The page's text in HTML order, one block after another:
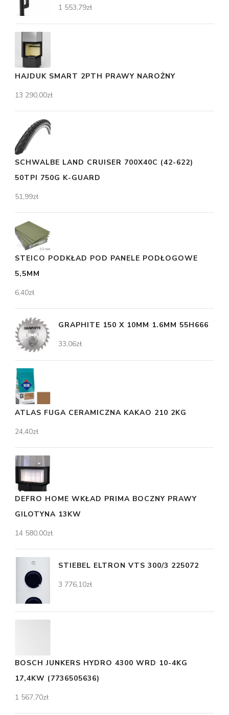
1 553,79zł
HAJDUK SMART 2PTH PRAWY NAROŻNY
13 290,00zł
SCHWALBE LAND CRUISER 700X40C (42-622)
50TPI 750G K-GUARD
51,99zł
STEICO PODKŁAD POD PANELE PODŁOGOWE
5,5MM
6,40zł
GRAPHITE 150 X 10MM 1.6MM 55H666
33,06zł
ATLAS FUGA CERAMICZNA KAKAO 210 2KG
24,40zł
DEFRO HOME WKŁAD PRIMA BOCZNY PRAWY
GILOTYNA 13KW
14 580,00zł
STIEBEL ELTRON VTS 300/3 225072
3 776,10zł
BOSCH JUNKERS HYDRO 4300 WRD 10-4KG
17,4KW (7736505636)
1 567,70zł